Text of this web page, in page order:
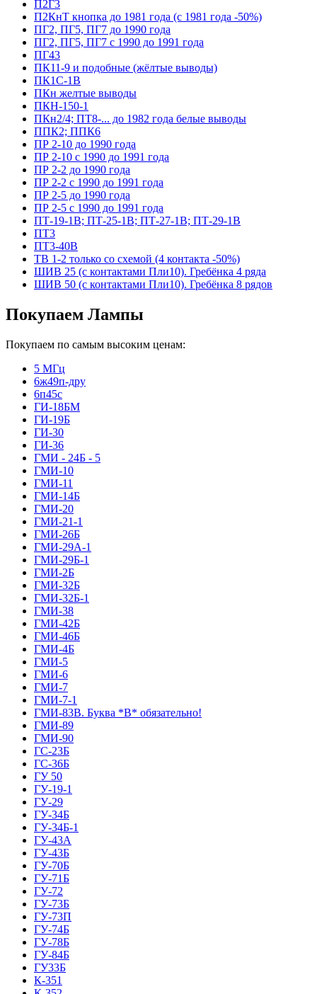
П2Г3
П2КнТ кнопка до 1981 года (с 1981 года -50%)
ПГ2, ПГ5, ПГ7 до 1990 года
ПГ2, ПГ5, ПГ7 с 1990 до 1991 года
ПГ43
ПК11-9 и подобные (жёлтые выводы)
ПК1С-1В
ПКн желтые выводы
ПКН-150-1
ПКн2/4; ПТ8-... до 1982 года белые выводы
ППК2; ППК6
ПР 2-10 до 1990 года
ПР 2-10 с 1990 до 1991 года
ПР 2-2 до 1990 года
ПР 2-2 с 1990 до 1991 года
ПР 2-5 до 1990 года
ПР 2-5 с 1990 до 1991 года
ПТ-19-1В; ПТ-25-1В; ПТ-27-1В; ПТ-29-1В
ПТ3
ПТ3-40В
ТВ 1-2 только со схемой (4 контакта -50%)
ШИВ 25 (с контактами Пли10). Гребёнка 4 ряда
ШИВ 50 (с контактами Пли10). Гребёнка 8 рядов
Покупаем Лампы
Покупаем по самым высоким ценам:
5 МГц
6ж49п-дру
6п45с
ГИ-18БМ
ГИ-19Б
ГИ-30
ГИ-36
ГМИ - 24Б - 5
ГМИ-10
ГМИ-11
ГМИ-14Б
ГМИ-20
ГМИ-21-1
ГМИ-26Б
ГМИ-29А-1
ГМИ-29Б-1
ГМИ-2Б
ГМИ-32Б
ГМИ-32Б-1
ГМИ-38
ГМИ-42Б
ГМИ-46Б
ГМИ-4Б
ГМИ-5
ГМИ-6
ГМИ-7
ГМИ-7-1
ГМИ-83В. Буква *В* обязательно!
ГМИ-89
ГМИ-90
ГС-23Б
ГС-36Б
ГУ 50
ГУ-19-1
ГУ-29
ГУ-34Б
ГУ-34Б-1
ГУ-43А
ГУ-43Б
ГУ-70Б
ГУ-71Б
ГУ-72
ГУ-73Б
ГУ-73П
ГУ-74Б
ГУ-78Б
ГУ-84Б
ГУ33Б
К-351